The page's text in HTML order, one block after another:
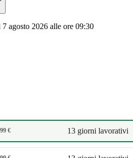
7 agosto 2026 alle ore 09:30
€ 13 giorni lavorativi